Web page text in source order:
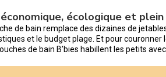
écologique et
de bain remplace des dizaines de
et le budget plage. Et pour couronner
de bain B’bies habillent les petits